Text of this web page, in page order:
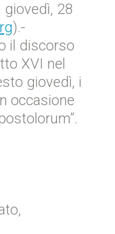
giovedì, 28
).-
il discorso
XVI nel
giovedì, i
occasione